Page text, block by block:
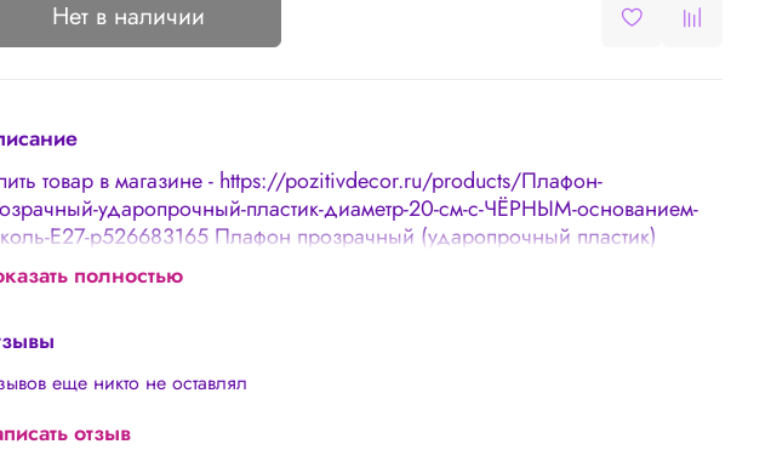
Нет в наличии
товар в магазине - https://pozitivdecor.ru/products/Плафон-
ударопрочный-пластик-диаметр-20-см-с-ЧЁРНЫМ-основанием-
Е27-p526683165 Плафон прозрачный (ударопрочный пластик)
20 см с ЧЁРНЫМ основанием, цоколь Е27
полностью
еще никто не оставлял
отзыв